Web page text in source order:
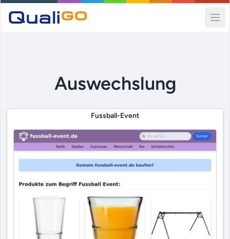
Auswechslung
Fussball-Event